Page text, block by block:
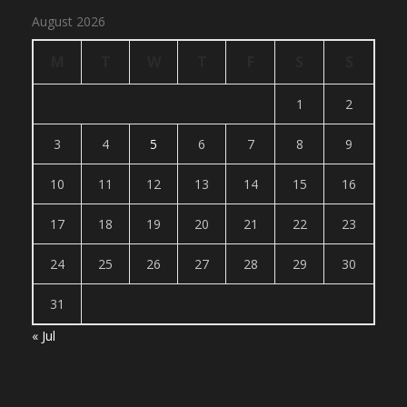
August 2026
1 2
3 4 5 6 7 8 9
10 11 12 13 14 15 16
17 18 19 20 21 22 23
24 25 26 27 28 29 30
31
« Jul